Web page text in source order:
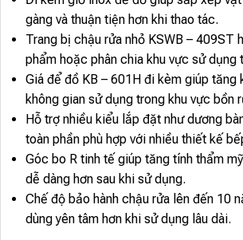
gàng và thuận tiện hơn khi thao tác.
Trang bị chậu rửa nhỏ KSWB – 409ST
phẩm hoặc phân chia khu vực sử dụng
Giá để đồ KB – 601H đi kèm giúp tăng
không gian sử dụng trong khu vực bồn
Hỗ trợ nhiều kiểu lắp đặt như dương
toàn phần phù hợp với nhiều thiết kế
Góc bo R tinh tế giúp tăng tính thẩm
dễ dàng hơn sau khi sử dụng.
Chế độ bảo hành chậu rửa lên đến 10
dùng yên tâm hơn khi sử dụng lâu dài.